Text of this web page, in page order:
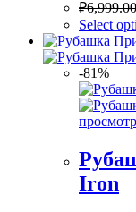
₽6,999.00
Select
-81%
просмотр
Iron